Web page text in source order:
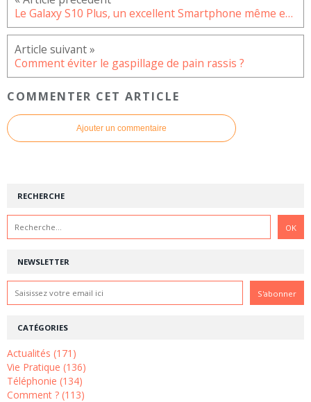
Le Galaxy S10 Plus, un excellent Smartphone même en reconditionné
Comment éviter le gaspillage de pain rassis ?
COMMENTER CET ARTICLE
Ajouter un commentaire
NEWSLETTER
RECHERCHE
CATÉGORIES
Actualités (171)
Vie Pratique (136)
Téléphonie (134)
Comment ? (113)